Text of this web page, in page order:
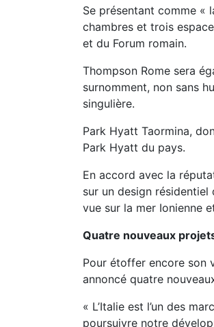
Se présentant comme «
chambres et trois
et du Forum romain.
Thompson Rome sera
surnomment, non sans
singulière.
Park Hyatt Taormina,
Park Hyatt du pays.
En accord avec la
sur un design résidentiel
vue sur la mer Ionienne
Quatre nouveaux
Pour étoffer encore son
annoncé quatre
« L’Italie est l’un des
poursuivre notre